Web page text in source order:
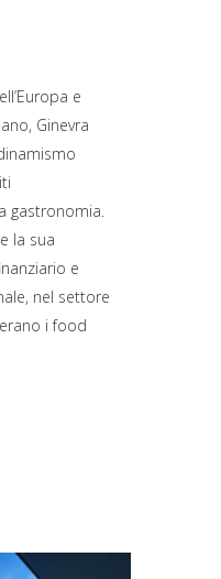
e
Ginevra
gastronomia.
la sua
e
nel settore
i food